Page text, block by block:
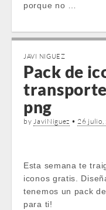
porque no …
JAVI NIGUEZ
Pack de
png
byJaviNiguez • 26 julio,
Esta semana te
iconos gratis.
tenemos un pack
para ti!